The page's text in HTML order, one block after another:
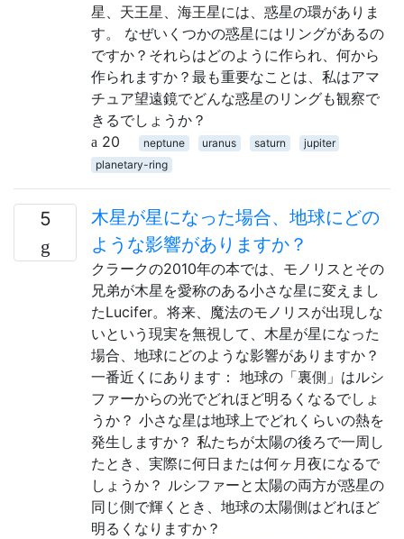
星、天王星、海王星には、惑星の環がありま
す。 なぜいくつかの惑星にはリングがあるの
ですか？それらはどのように作られ、何から
作られますか？最も重要なことは、私はアマ
チュア望遠鏡でどんな惑星のリングも観察で
きるでしょうか？
20
neptune uranus saturn
jupiter
planetary-ring
5
木星が星になった場合、地球にどの
ような影響がありますか？
クラークの2010年の本では、モノリスとその
兄弟が木星を愛称のある小さな星に変えまし
たLucifer。将来、魔法のモノリスが出現しな
いという現実を無視して、木星が星になった
場合、地球にどのような影響がありますか？
一番近くにあります： 地球の「裏側」はルシ
ファーからの光でどれほど明るくなるでしょ
うか？ 小さな星は地球上でどれくらいの熱を
発生しますか？ 私たちが太陽の後ろで一周し
たとき、実際に何日または何ヶ月夜になるで
しょうか？ ルシファーと太陽の両方が惑星の
同じ側で輝くとき、地球の太陽側はどれほど
明るくなりますか？